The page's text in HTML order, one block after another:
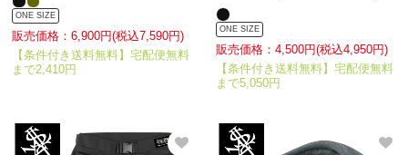
ONE SIZE
販売価格：6,900円(税込7,590円)
【条件付き送料無料】宅配便無料
まで2,410円
ONE SIZE
販売価格：4,500円(税込4,950円)
【条件付き送料無料】宅配便無料
まで5,050円